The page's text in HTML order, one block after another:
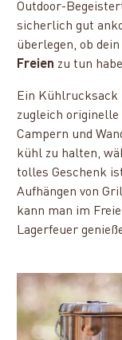
Outdoor-
sicherlich gut
überlegen, ob
Freien zu tun
Ein Kühlrucksack
zugleich originelle
Campern und
kühl zu halten,
tolles Geschenk
Aufhängen von
kann man im
Lagerfeuer